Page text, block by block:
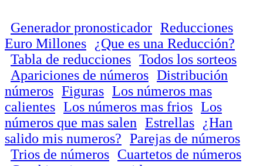
Generador pronosticador Reducciones
Euro Millones
¿Que es una Reducción?
Tabla de reducciones Todos los sorteos
Apariciones de números Distribución
números Figuras Los números mas
calientes Los números mas frios Los
números que mas salen Estrellas
¿Han
salido mis numeros? Parejas de números
Trios de números Cuartetos de números